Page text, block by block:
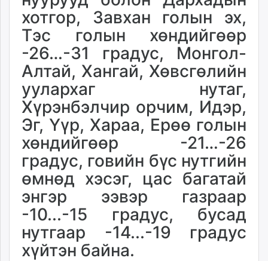
unegui.mn
assa.mn
toim.mn
tac.mn
paparazzi.mn
unread.today
хотгор, Завхан голын эх,
Тэс голын хөндийгөөр
-26…-31 градус, Монгол-
Алтай, Хангай, Хөвсгөлийн
уулархаг нутаг,
Хүрэнбэлчир орчим, Идэр,
Эг, Үүр, Хараа, Ерөө голын
хөндийгөөр -21…-26
градус, говийн бүс нутгийн
өмнөд хэсэг, цас багатай
энгэр ээвэр газраар
-10...-15 градус, бусад
нутгаар -14...-19 градус
хүйтэн байна.